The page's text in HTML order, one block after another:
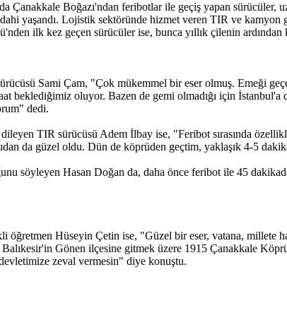
Boğazı'ndan feribotlar ile geçiş yapan sürücüler,
yaşandı. Lojistik sektöründe hizmet veren TIR ve kamyon
ilk kez geçen sürücüler ise, bunca yıllık çilenin ardından
Sami Çam, "Çok mükemmel bir eser olmuş. Emeği
beklediğimiz oluyor. Bazen de gemi olmadığı için
dedi.
TIR sürücüsü Adem İlbay ise, "Feribot sırasında
da güzel oldu. Dün de köprüden geçtim, yaklaşık 4-5
söyleyen Hasan Doğan da, daha önce feribot ile 45
öğretmen Hüseyin Çetin ise, "Güzel bir eser, vatana,
Gönen ilçesine gitmek üzere 1915 Çanakkale
zeval vermesin" diye konuştu.